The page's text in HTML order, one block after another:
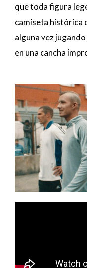
que toda figura
camiseta histórica
alguna vez
en una cancha